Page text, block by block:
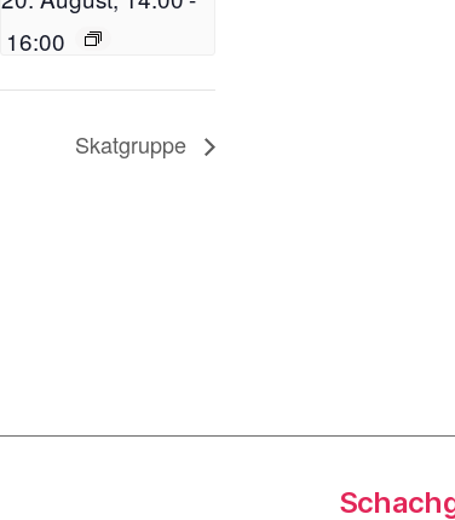
16:00
Skatgruppe